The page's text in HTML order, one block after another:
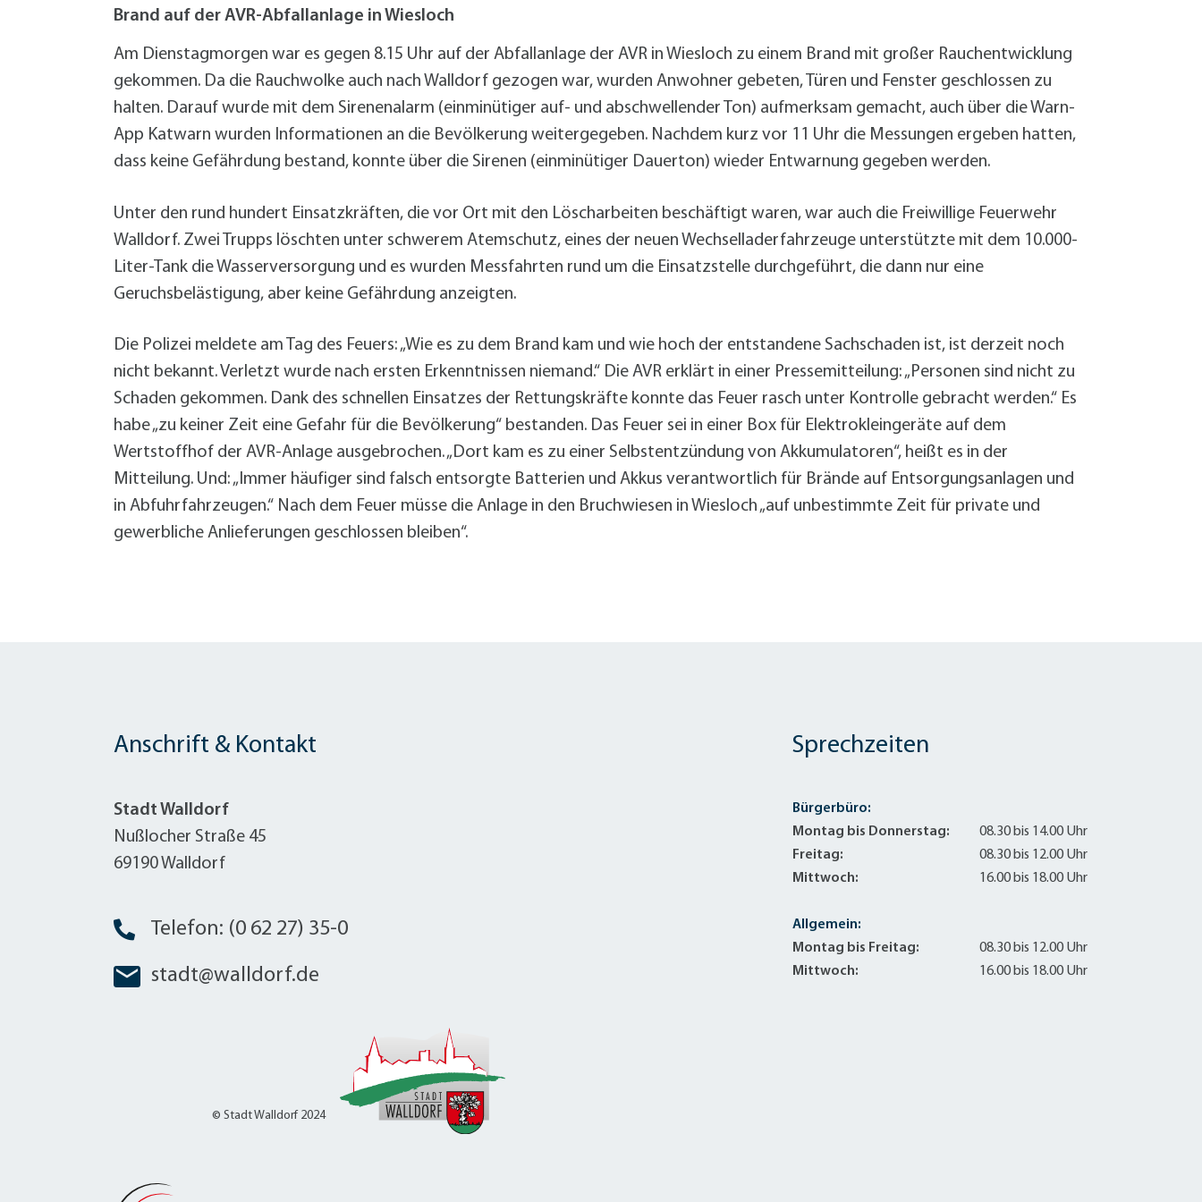
Walldorf-Süd 2. BA
Wohnungsbauförderung
Was erledige ich wo?
Wegbeschreibung
Zahlen und Fakten
Brand auf der AVR-Abfallanlage in Wiesloch
Am Dienstagmorgen war es gegen 8.15 Uhr auf der Abfallanlage der AVR in Wiesloch zu einem Brand mit großer Rauchentwicklung
gekommen. Da die Rauchwolke auch nach Walldorf gezogen war, wurden Anwohner gebeten, Türen und Fenster geschlossen zu
halten. Darauf wurde mit dem Sirenenalarm (einminütiger auf- und abschwellender Ton) aufmerksam gemacht, auch über die Warn-
App Katwarn wurden Informationen an die Bevölkerung weitergegeben. Nachdem kurz vor 11 Uhr die Messungen ergeben hatten,
dass keine Gefährdung bestand, konnte über die Sirenen (einminütiger Dauerton) wieder Entwarnung gegeben werden.
Unter den rund hundert Einsatzkräften, die vor Ort mit den Löscharbeiten beschäftigt waren, war auch die Freiwillige Feuerwehr
Walldorf. Zwei Trupps löschten unter schwerem Atemschutz, eines der neuen Wechselladerfahrzeuge unterstützte mit dem 10.000-
Liter-Tank die Wasserversorgung und es wurden Messfahrten rund um die Einsatzstelle durchgeführt, die dann nur eine
Geruchsbelästigung, aber keine Gefährdung anzeigten.
Die Polizei meldete am Tag des Feuers: „Wie es zu dem Brand kam und wie hoch der entstandene Sachschaden ist, ist derzeit noch
nicht bekannt. Verletzt wurde nach ersten Erkenntnissen niemand.“ Die AVR erklärt in einer Pressemitteilung: „Personen sind nicht zu
Schaden gekommen. Dank des schnellen Einsatzes der Rettungskräfte konnte das Feuer rasch unter Kontrolle gebracht werden.“ Es
habe „zu keiner Zeit eine Gefahr für die Bevölkerung“ bestanden. Das Feuer sei in einer Box für Elektrokleingeräte auf dem
Wertstoffhof der AVR-Anlage ausgebrochen. „Dort kam es zu einer Selbstentzündung von Akkumulatoren“, heißt es in der
Mitteilung. Und: „Immer häufiger sind falsch entsorgte Batterien und Akkus verantwortlich für Brände auf Entsorgungsanlagen und
in Abfuhrfahrzeugen.“ Nach dem Feuer müsse die Anlage in den Bruchwiesen in Wiesloch „auf unbestimmte Zeit für private und
gewerbliche Anlieferungen geschlossen bleiben“.
Anschrift & Kontakt
Stadt Walldorf
Nußlocher Straße 45
69190 Walldorf
Telefon: (0 62 27) 35-0
stadt@walldorf.de
Sprechzeiten
Bürgerbüro:
Montag bis Donnerstag:
08.30 bis 14.00 Uhr
Freitag:
08.30 bis 12.00 Uhr
Mittwoch:
16.00 bis 18.00 Uhr
Allgemein:
Montag bis Freitag:
08.30 bis 12.00 Uhr
Mittwoch:
16.00 bis 18.00 Uhr
© Stadt Walldorf 2024